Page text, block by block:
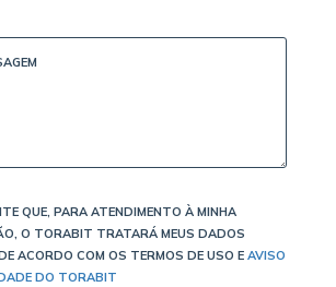
QUE, PARA ATENDIMENTO À MINHA
O TORABIT TRATARÁ MEUS DADOS
ACORDO COM OS TERMOS DE USO E AVISO
DO TORABIT